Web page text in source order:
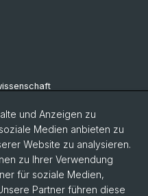
Archäologie
und Anzeigen zu
Medien anbieten zu
Website zu analysieren.
zu Ihrer Verwendung
für soziale Medien,
Partner führen diese